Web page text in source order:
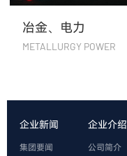
冶金、电力
METALLURGY POWER
企业新闻
集团要闻
企业介绍
公司简介